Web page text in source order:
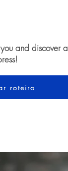
and discover a
roteiro